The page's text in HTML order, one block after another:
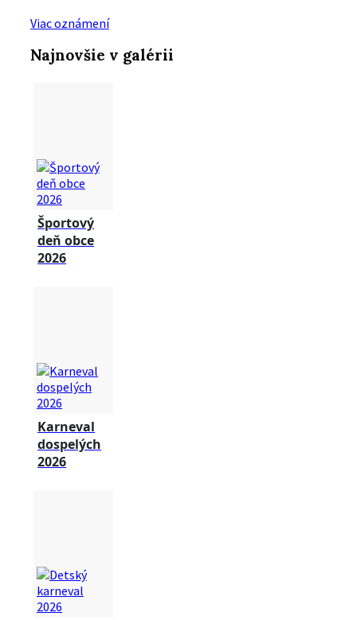
Viac oznámení
Najnovšie v galérii
Športový
deň obce
2026
Karneval
dospelých
2026